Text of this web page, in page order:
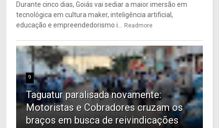
Durante cinco dias, Goiás vai sediar a maior imersão em
tecnológica em cultura maker, inteligência artificial,
educação e empreendedorismo i... Readmore
9
Taguatur paralisada novamente:
Motoristas e Cobradores cruzam os
braços em busca de reivindicações